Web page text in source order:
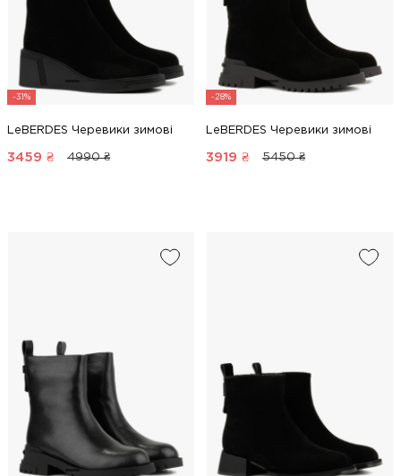
-31%
LeBERDES Черевики зимові
3459 ₴ 4990 ₴
-28%
LeBERDES Черевики зимові
3919 ₴ 5450 ₴